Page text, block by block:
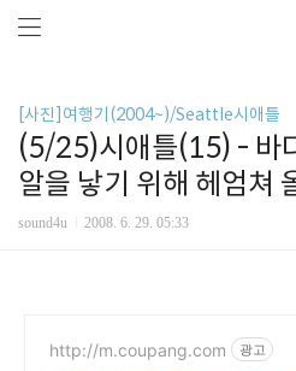
[사진]여행기(2004~)/Seattle시애틀
(5/25)시애틀(15) - 바
알을 낳기 위해 헤엄쳐
sound4u 2008. 6. 29. 05:33
http://m.coupang.com 광고